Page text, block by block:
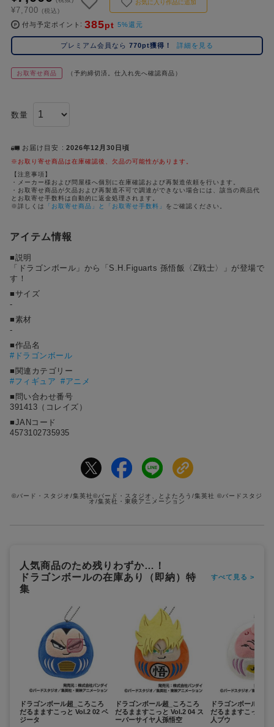
コ
レ
イ
ズ
注
ー
ー
ド
1位 #ポケットモンスター（ポケモン）
2位 #ハイキュー!!
4位 #名探偵コナン
5位 #呪術廻戦
#Dr.STONE（ドクターストーン）
¥7,700 (税込)
お気に入り作品に追加
付与予定ポイント 385pt 5%還元
プレミアム会員なら 770pt獲得！ 詳細を見る
お取寄せ商品 （予約締切済。仕入れ先へ確認商品）
数量
お届け目安 2026年12月30日頃
※お取り寄せ商品は在庫確認後、欠品の可能性があります。
【注意事項】
・メーカー様および問屋様へ個別に在庫確認および再製造依頼を行います。
・お取寄せ商品が欠品および再製造不可で調達ができない場合には、該当の商品代
とお取寄せ手数料は自動的に返金処理されます。
※詳しくは
「お取寄せ商品」と「お取寄せ手数料」 をご確認ください。
アイテム情報
■説明
「ドラゴンボール」から「S.H.Figuarts 孫悟飯〈Z戦士〉」が登場で
す！
■サイズ
‐
■素材
‐
■作品名
# ドラゴンボール
■関連カテゴリー
#フィギュア #アニメ
■問い合わせ番号
391413（コレイズ）
■JANコード
4573102735935
©バード・スタジオ/集英社©バード・スタジオ、とよたろう/集英社 ©バードスタジ
オ/集英社・東映アニメーション
人気商品のため残りわずか…！
ドラゴンボールの在庫あり（即納）特
集
すべて見る >
ドラゴンボール超_ころころ
だるまますこっと Vol.2 02 ベ
ジータ
ドラゴンボール超_ころころ
だるまますこっと Vol.2 04 ス
ーパーサイヤ人孫悟空
ドラゴンボール超_
だるまますこっと
人ブウ